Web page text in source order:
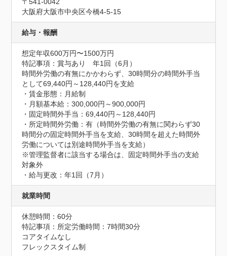
大阪府大阪市中央区今橋4-5-15
給与・報酬
想定年収600万円〜1500万円
特記事項：賞与あり　年1回（6月）
時間外労働の有無にかかわらず、30時間分の時間外手当
として69,440円～128,440円を支給
・賃金形態：月給制
・月額基本給：300,000円～900,000円
・固定時間外手当：69,440円～128,440円
・所定時間外労働：有（時間外労働の有無に関わらず30
時間分の固定時間外手当を支給、30時間を超えた時間外
労働については別途時間外手当を支給）
※管理監督者に該当する場合は、固定時間外手当の支給
対象外
・給与更改：年1回（7月）
就業時間
休憩時間：60分
特記事項：所定労働時間：7時間30分
コアタイムなし
フレックスタイム制